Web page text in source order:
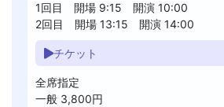
1回目 開場 9:15 開演 10:00
2回目 開場 13:15 開演 14:00
チケット
全席指定
一般 3,800円